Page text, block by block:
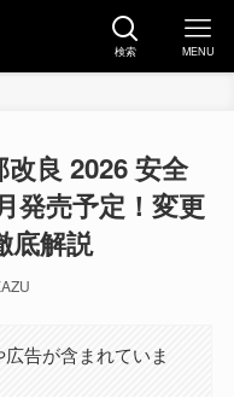
検索 MENU
良 2026 安全
発売予定！変更
底解説
告が含まれていま